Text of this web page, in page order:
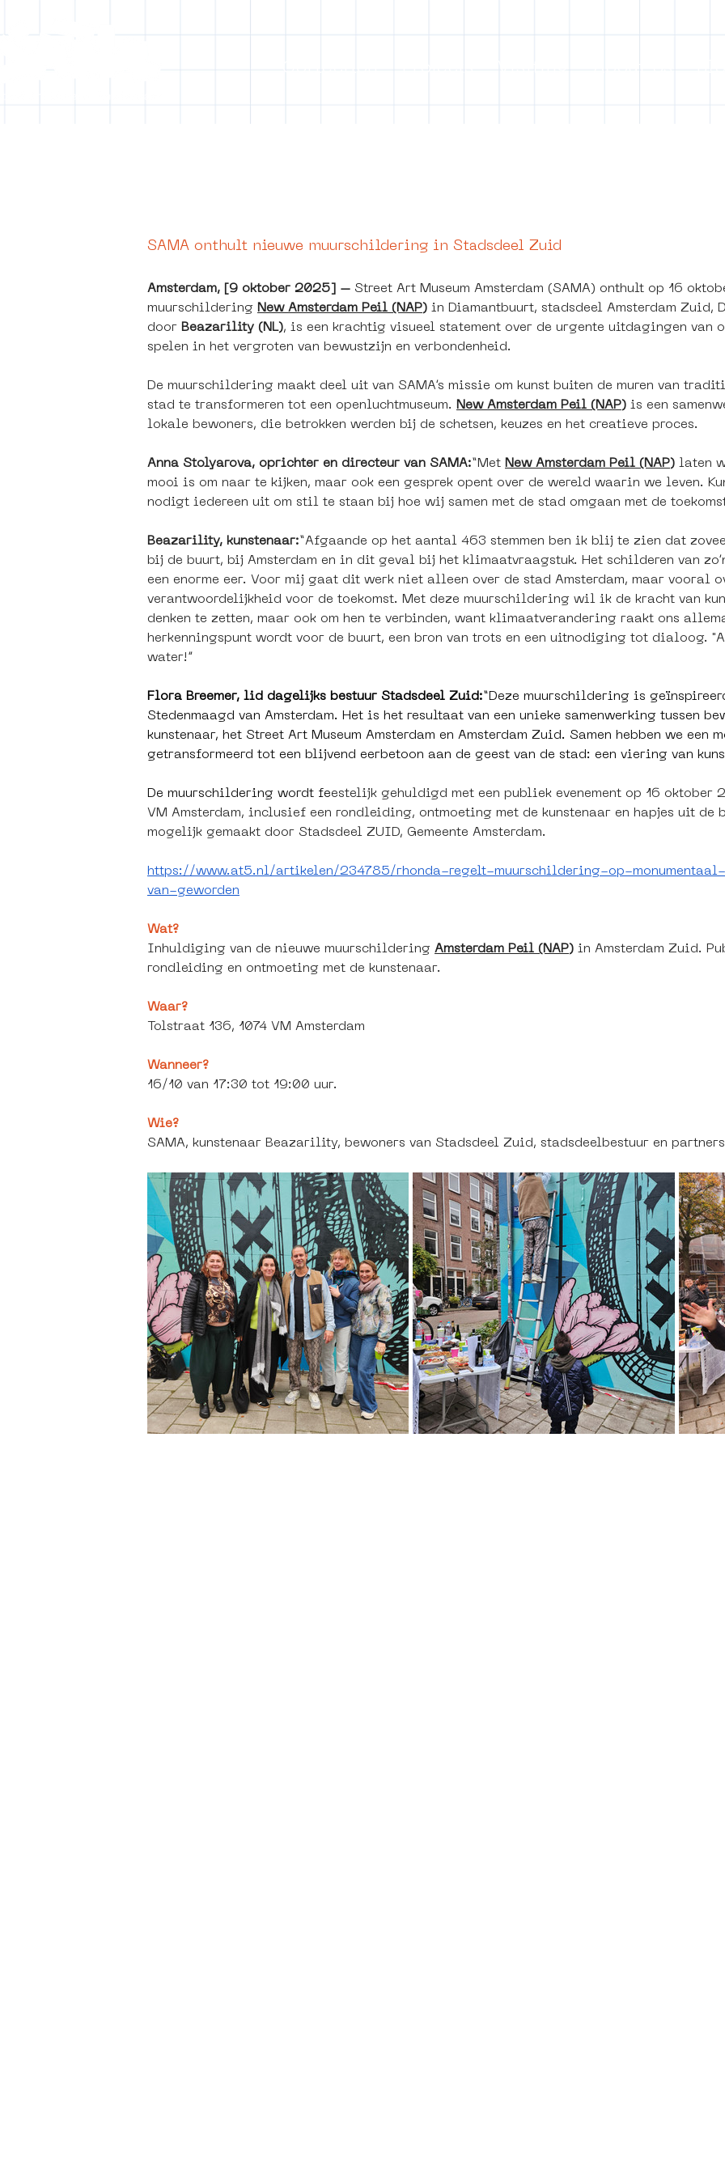
Collection About Us
SAMA onthult nieuwe muurschildering in Stadsdeel Zuid
Amsterdam, [9 oktober 2025] – Street Art Museum Amsterdam (SAMA) onthult op 16
muurschildering New Amsterdam Peil (NAP) in Diamantbuurt, stadsdeel Amsterdam Zuid,
door Beazarility (NL), is een krachtig visueel statement over de urgente uitdagingen van
spelen in het vergroten van bewustzijn en verbondenheid.
De muurschildering maakt deel uit van SAMA’s missie om kunst buiten de muren van
stad te transformeren tot een openluchtmuseum. New Amsterdam Peil (NAP) is een
lokale bewoners, die betrokken werden bij de schetsen, keuzes en het creatieve proces.
Anna Stolyarova, oprichter en directeur van SAMA:“Met New Amsterdam Peil (NAP) laten
mooi is om naar te kijken, maar ook een gesprek opent over de wereld waarin we leven.
nodigt iedereen uit om stil te staan bij hoe wij samen met de stad omgaan met de
Beazarility, kunstenaar:“Afgaande op het aantal 463 stemmen ben ik blij te zien dat
bij de buurt, bij Amsterdam en in dit geval bij het klimaatvraagstuk. Het schilderen van
een enorme eer. Voor mij gaat dit werk niet alleen over de stad Amsterdam, maar vooral
verantwoordelijkheid voor de toekomst. Met deze muurschildering wil ik de kracht van
denken te zetten, maar ook om hen te verbinden, want klimaatverandering raakt ons
herkenningspunt wordt voor de buurt, een bron van trots en een uitnodiging tot dialoog.
water!”
Flora Breemer, lid dagelijks bestuur Stadsdeel Zuid:“Deze muurschildering is
Stedenmaagd van Amsterdam. Het is het resultaat van een unieke samenwerking tussen
kunstenaar, het Street Art Museum Amsterdam en Amsterdam Zuid. Samen hebben we een
getransformeerd tot een blijvend eerbetoon aan de geest van de stad: een viering van
De muurschildering wordt feestelijk gehuldigd met een publiek evenement op 16 oktober
VM Amsterdam, inclusief een rondleiding, ontmoeting met de kunstenaar en hapjes uit de
mogelijk gemaakt door Stadsdeel ZUID, Gemeente Amsterdam.
https://www.at5.nl/artikelen/234785/rhonda-regelt-muurschildering-op-
van-geworden
Wat?
Inhuldiging van de nieuwe muurschildering Amsterdam Peil (NAP) in Amsterdam Zuid.
rondleiding en ontmoeting met de kunstenaar.
Waar?
Tolstraat 136, 1074 VM Amsterdam
Wanneer?
16/10 van 17:30 tot 19:00 uur.
Wie?
SAMA, kunstenaar Beazarility, bewoners van Stadsdeel Zuid, stadsdeelbestuur en